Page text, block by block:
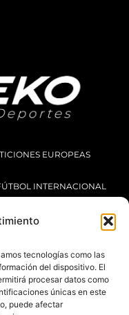
tecnologías como las
del dispositivo. El
procesar datos como
únicas en este
puede afectar
EUROPEAS
INTERNACIONAL
DE PRIVACIDAD
RESERVADOS